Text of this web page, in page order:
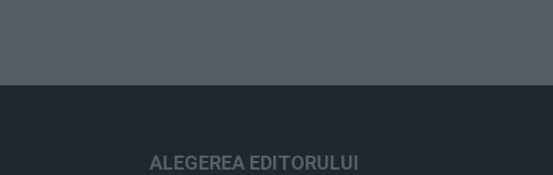
ALEGEREA EDITORULUI